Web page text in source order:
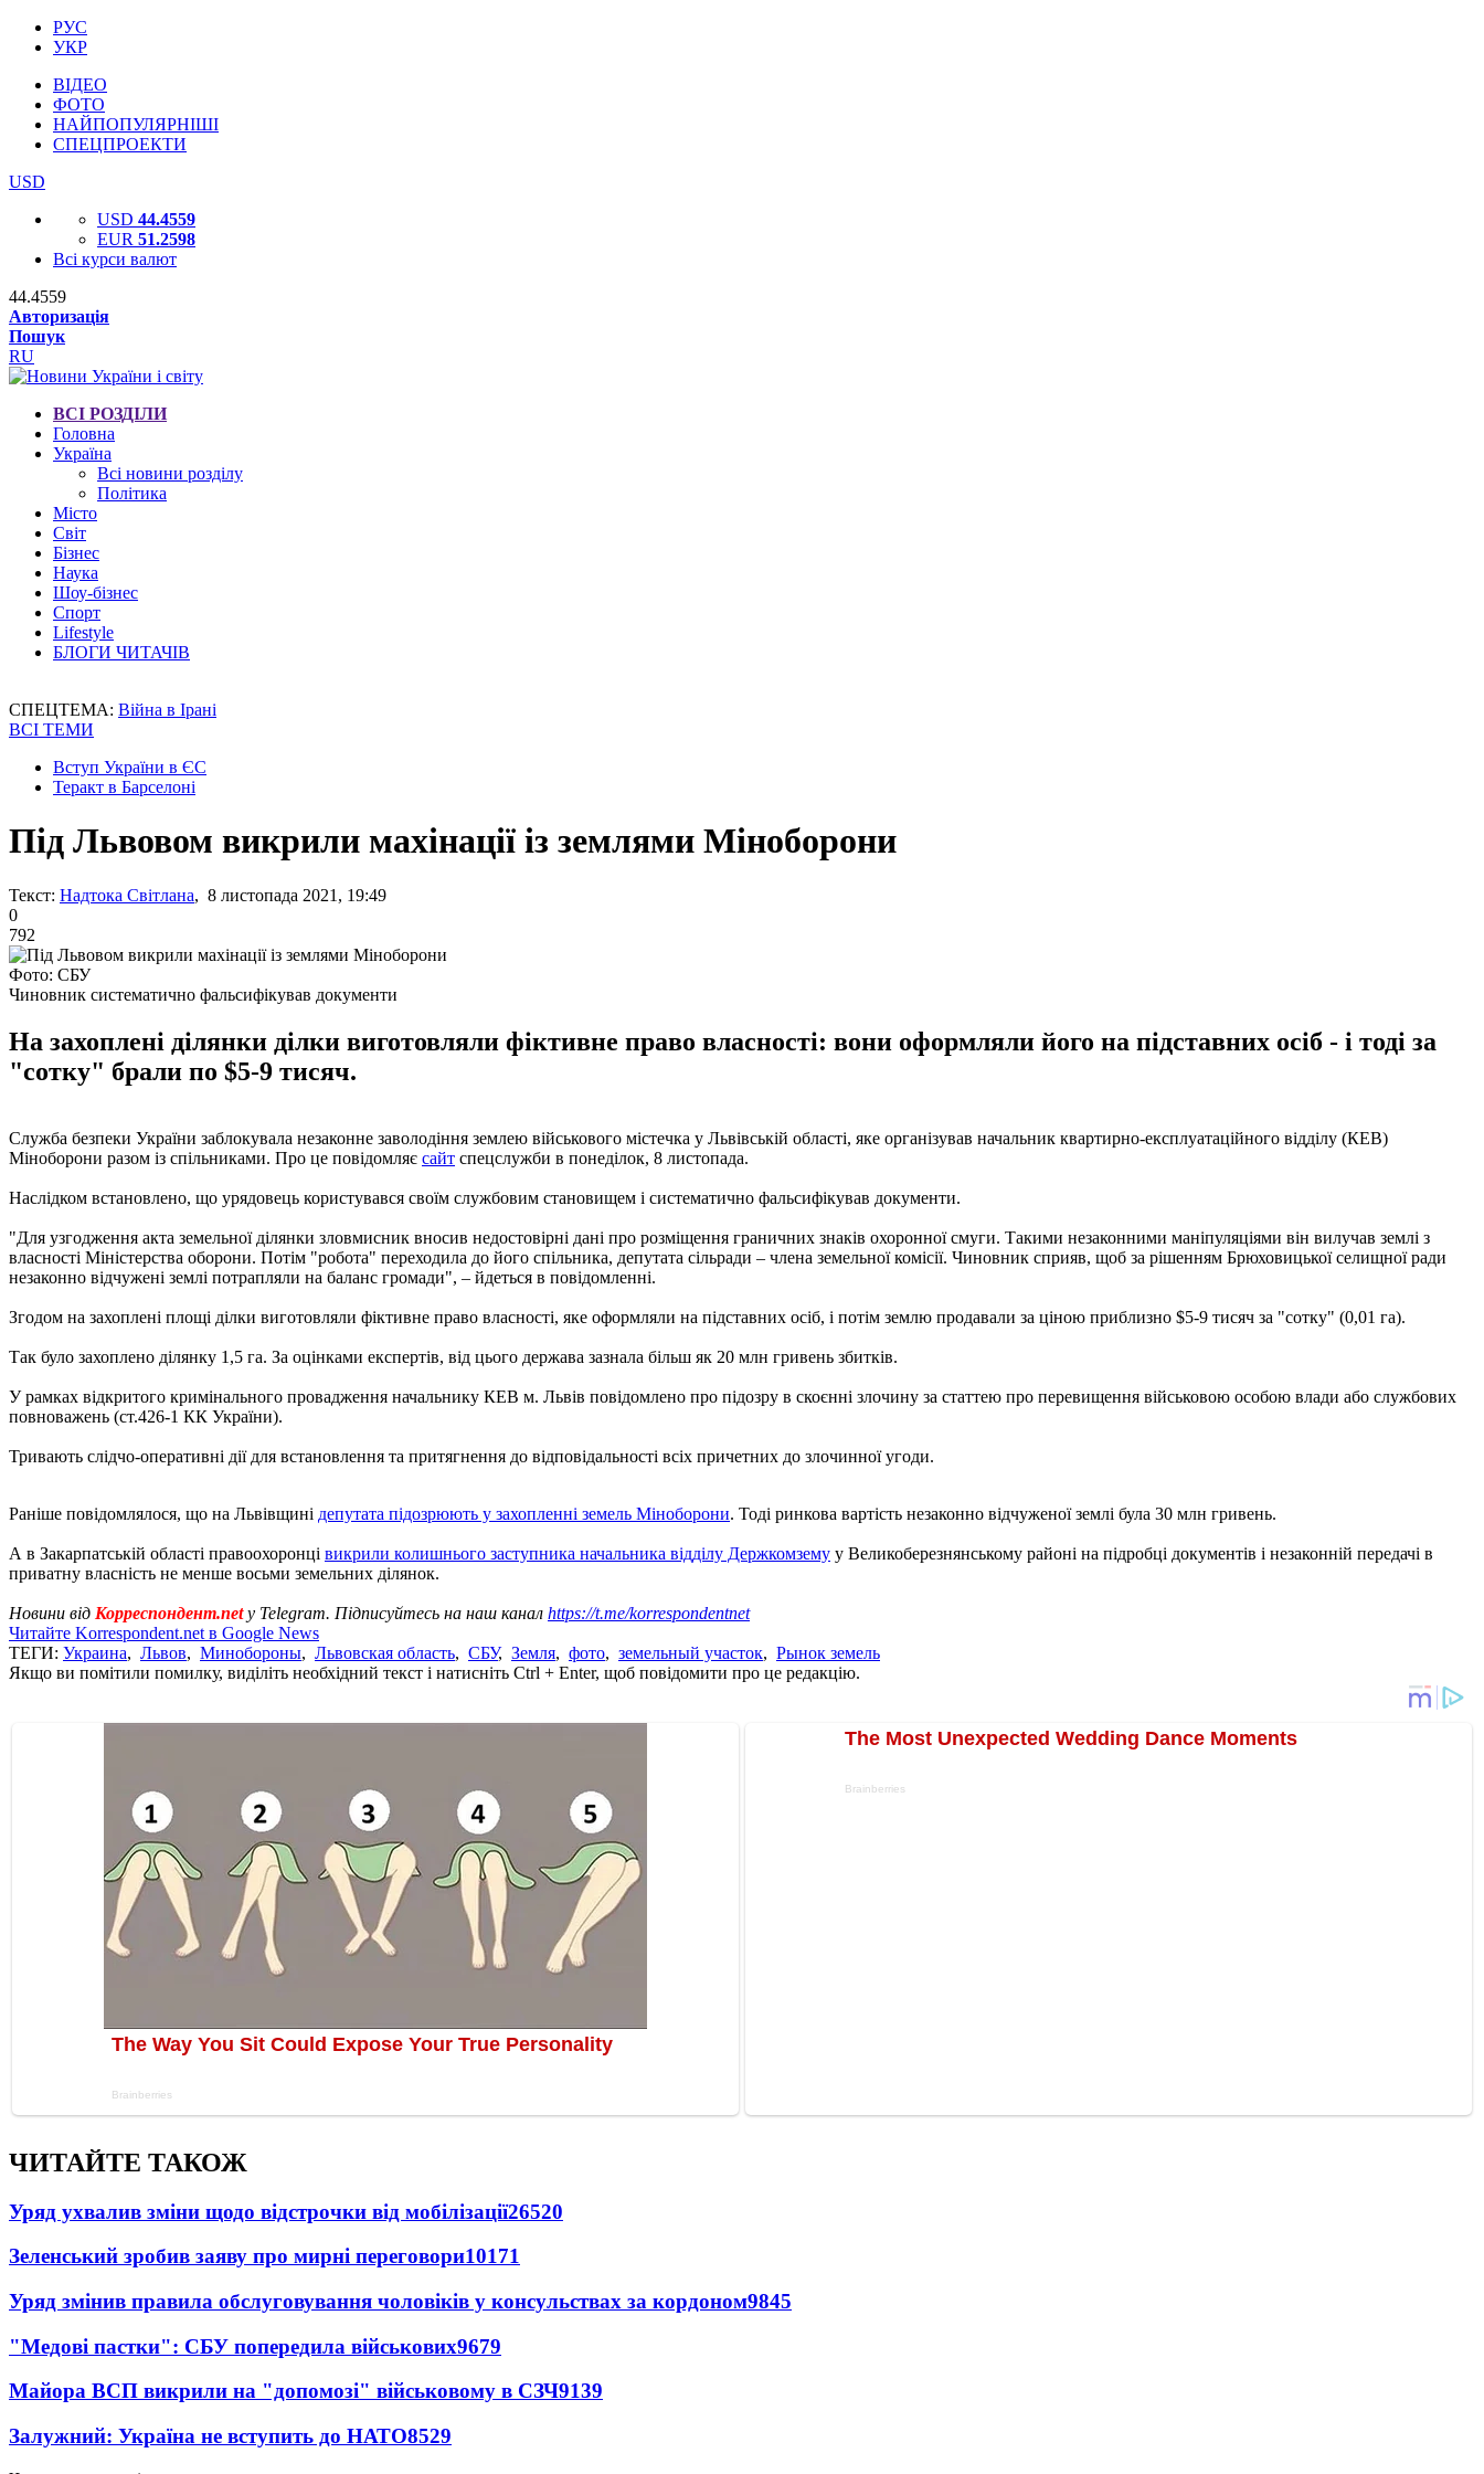
РУС
УКР
ВІДЕО
ФОТО
НАЙПОПУЛЯРНІШІ
СПЕЦПРОЕКТИ
USD
USD 44.4559
EUR 51.2598
Всі курси валют
44.4559
Авторизація
Пошук
RU
ВСІ РОЗДІЛИ
Головна
Україна
Всі новини розділу
Політика
Місто
Світ
Бізнес
Наука
Шоу-бізнес
Спорт
Lifestyle
БЛОГИ ЧИТАЧІВ
СПЕЦТЕМА: Війна в Ірані
ВСІ ТЕМИ
Вступ України в ЄС
Теракт в Барселоні
Під Львовом викрили махінації із землями Міноборони
Текст: Надтока Світлана, 8 листопада 2021, 19:49
0
792
Фото: СБУ
Чиновник систематично фальсифікував документи
На захоплені ділянки ділки виготовляли фіктивне право власності: вони оформляли його на підставних осіб - і тоді за
"сотку" брали по $5-9 тисяч.
Служба безпеки України заблокувала незаконне заволодіння землею військового містечка у Львівській області, яке організував начальник квартирно-експлуатаційного відділу (КЕВ)
Міноборони разом із спільниками. Про це повідомляє сайт спецслужби в понеділок, 8 листопада.
Наслідком встановлено, що урядовець користувався своїм службовим становищем і систематично фальсифікував документи.
"Для узгодження акта земельної ділянки зловмисник вносив недостовірні дані про розміщення граничних знаків охоронної смуги. Такими незаконними маніпуляціями він вилучав землі з
власності Міністерства оборони. Потім "робота" переходила до його спільника, депутата сільради – члена земельної комісії. Чиновник сприяв, щоб за рішенням Брюховицької селищної ради
незаконно відчужені землі потрапляли на баланс громади", – йдеться в повідомленні.
Згодом на захоплені площі ділки виготовляли фіктивне право власності, яке оформляли на підставних осіб, і потім землю продавали за ціною приблизно $5-9 тисяч за "сотку" (0,01 га).
Так було захоплено ділянку 1,5 га. За оцінками експертів, від цього держава зазнала більш як 20 млн гривень збитків.
У рамках відкритого кримінального провадження начальнику КЕВ м. Львів повідомлено про підозру в скоєнні злочину за статтею про перевищення військовою особою влади або службових
повноважень (ст.426-1 КК України).
Тривають слідчо-оперативні дії для встановлення та притягнення до відповідальності всіх причетних до злочинної угоди.
Раніше повідомлялося, що на Львівщині депутата підозрюють у захопленні земель Міноборони. Тоді ринкова вартість незаконно відчуженої землі була 30 млн гривень.
А в Закарпатській області правоохоронці викрили колишнього заступника начальника відділу Держкомзему у Великоберезнянському районі на підробці документів і незаконній передачі в
приватну власність не менше восьми земельних ділянок.
Новини від Корреспондент.netу Telegram. Підписуйтесь на наш канал https://t.me/korrespondentnet
Читайте Korrespondent.net в Google News
ТЕГИ: Украина, Львов, Минобороны, Львовская область, СБУ, Земля, фото, земельный участок, Рынок земель
Якщо ви помітили помилку, виділіть необхідний текст і натисніть Ctrl + Enter, щоб повідомити про це редакцію.
ЧИТАЙТЕ ТАКОЖ
Уряд ухвалив зміни щодо відстрочки від мобілізації26520
Зеленський зробив заяву про мирні переговори10171
Уряд змінив правила обслуговування чоловіків у консульствах за кордоном9845
"Медові пастки": СБУ попередила військових9679
Майора ВСП викрили на "допомозі" військовому в СЗЧ9139
Залужний: Україна не вступить до НАТО8529